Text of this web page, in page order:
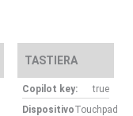
TASTIERA
Copilot key:
true
DispositivoTouchpad